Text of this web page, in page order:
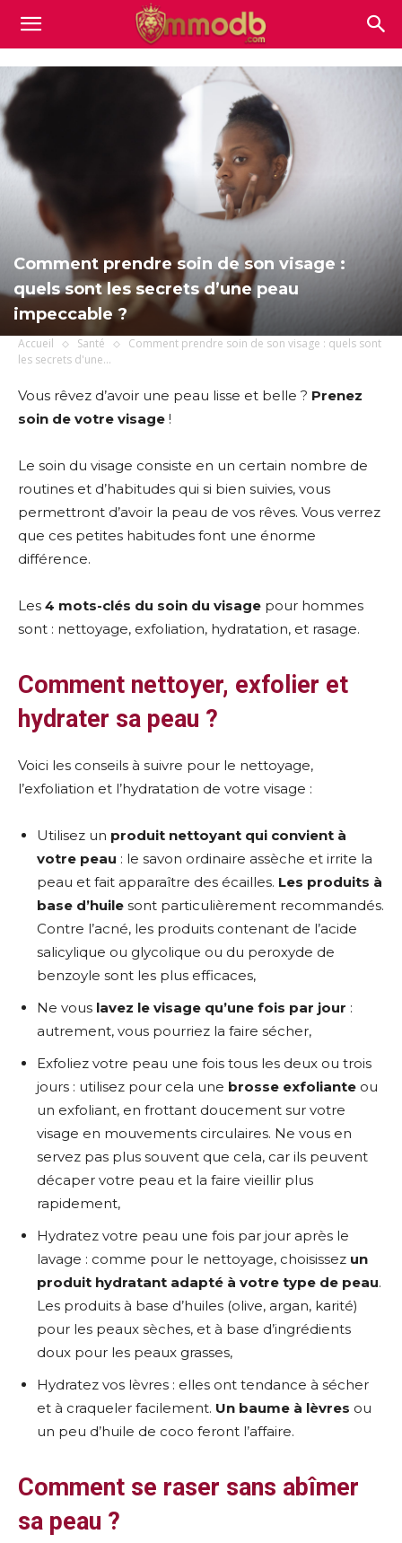
Mmodb.com
Comment prendre soin de son visage :
quels sont les secrets d’une peau
impeccable ?
Accueil Santé
Comment prendre soin de son visage : quels sont
les secrets d'une...
Vous rêvez d’avoir une peau lisse et belle ? Prenez
soin de votre visage !
Le soin du visage consiste en un certain nombre de
routines et d’habitudes qui si bien suivies, vous
permettront d’avoir la peau de vos rêves. Vous verrez
que ces petites habitudes font une énorme
différence.
Les 4 mots-clés du soin du visage pour hommes
sont : nettoyage, exfoliation, hydratation, et rasage.
Comment nettoyer, exfolier et
hydrater sa peau ?
Voici les conseils à suivre pour le nettoyage,
l’exfoliation et l’hydratation de votre visage :
Utilisez un produit nettoyant qui convient à
votre peau : le savon ordinaire assèche et irrite la
peau et fait apparaître des écailles. Les produits à
base d’huile sont particulièrement recommandés.
Contre l’acné, les produits contenant de l’acide
salicylique ou glycolique ou du peroxyde de
benzoyle sont les plus efficaces,
Ne vous lavez le visage qu’une fois par jour :
autrement, vous pourriez la faire sécher,
Exfoliez votre peau une fois tous les deux ou trois
jours : utilisez pour cela une brosse exfoliante ou
un exfoliant, en frottant doucement sur votre
visage en mouvements circulaires. Ne vous en
servez pas plus souvent que cela, car ils peuvent
décaper votre peau et la faire vieillir plus
rapidement,
Hydratez votre peau une fois par jour après le
lavage : comme pour le nettoyage, choisissez un
produit hydratant adapté à votre type de peau.
Les produits à base d’huiles (olive, argan, karité)
pour les peaux sèches, et à base d’ingrédients
doux pour les peaux grasses,
Hydratez vos lèvres : elles ont tendance à sécher
et à craqueler facilement. Un baume à lèvres ou
un peu d’huile de coco feront l’affaire.
Comment se raser sans abîmer
sa peau ?